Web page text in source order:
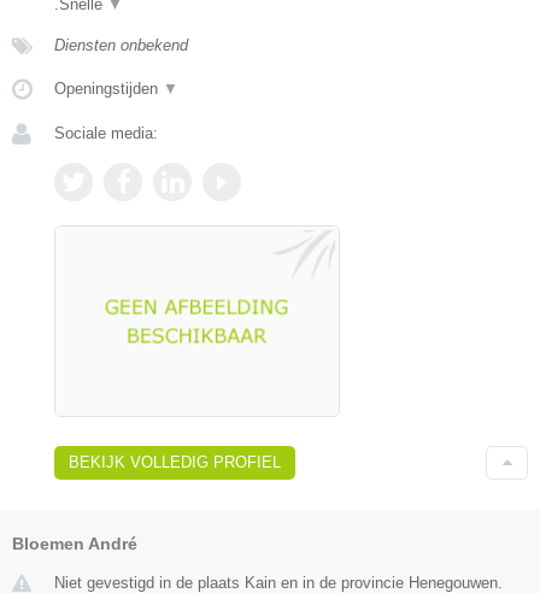
.Snelle ▼
Diensten onbekend
Openingstijden ▼
Sociale media:
BEKIJK VOLLEDIG PROFIEL
Bloemen André
Niet gevestigd in de plaats Kain en in de provincie Henegouwen.